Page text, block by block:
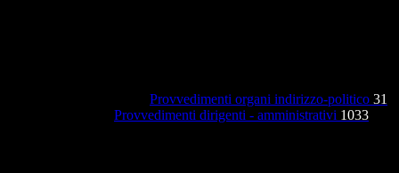
Provvedimenti organi indirizzo-politico 31
Provvedimenti dirigenti - amministrativi 1033